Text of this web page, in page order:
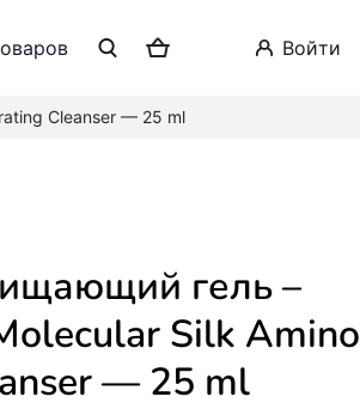
войти
Cleanser — 25 ml
Silk Amino
— 25 ml